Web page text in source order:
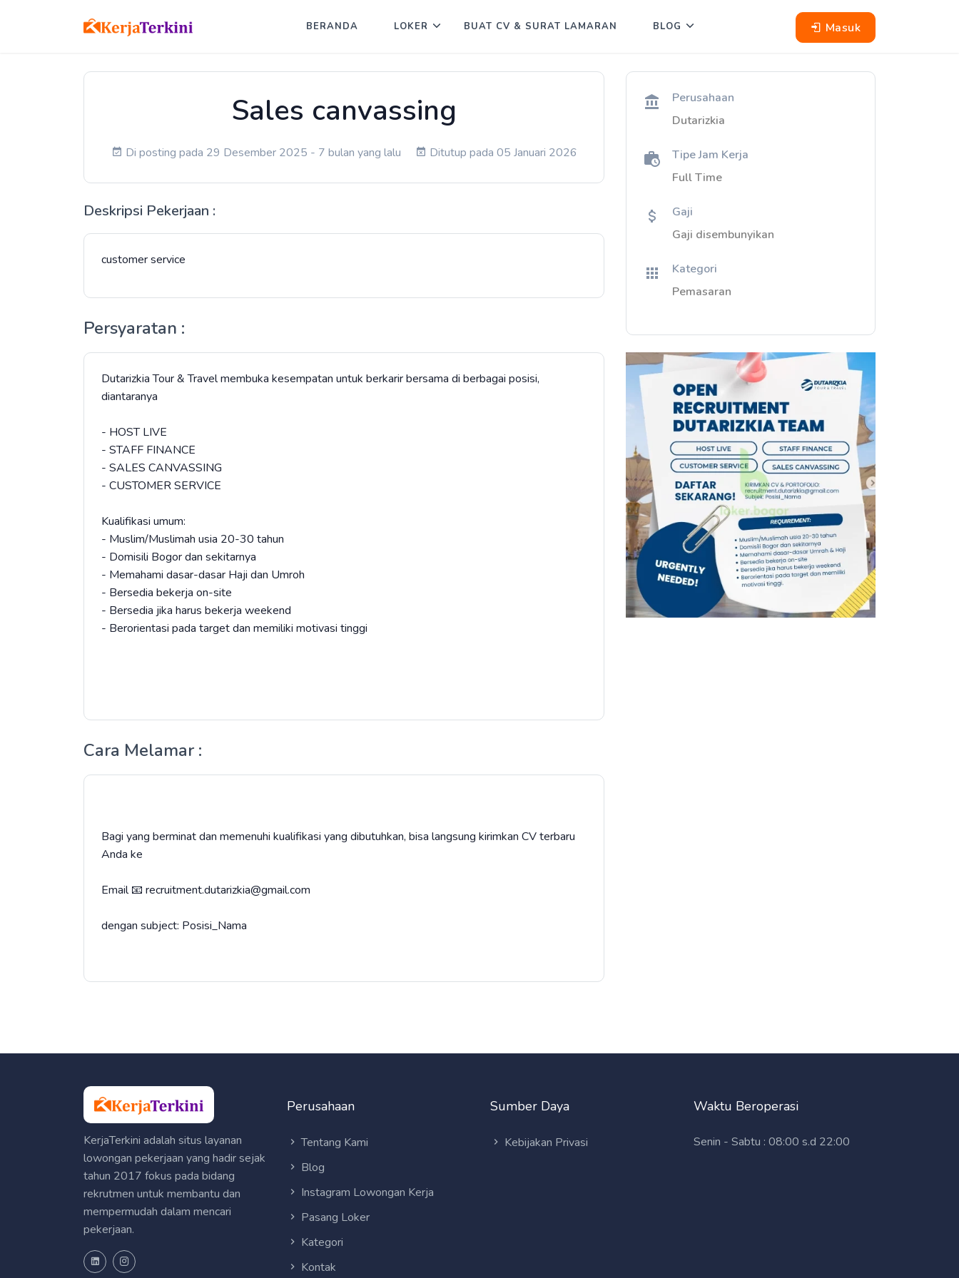
Masuk
BERANDA LOKER BUAT CV & SURAT LAMARAN BLOG
Sales canvassing
Di posting pada 29 Desember 2025 - 7 bulan yang lalu Ditutup pada 05 Januari 2026
Deskripsi Pekerjaan :
customer service
Persyaratan :
Dutarizkia Tour & Travel membuka kesempatan untuk berkarir bersama di berbagai posisi,
diantaranya
- HOST LIVE
- STAFF FINANCE
- SALES CANVASSING
- CUSTOMER SERVICE
Kualifikasi umum:
- Muslim/Muslimah usia 20-30 tahun
- Domisili Bogor dan sekitarnya
- Memahami dasar-dasar Haji dan Umroh
- Bersedia bekerja on-site
- Bersedia jika harus bekerja weekend
- Berorientasi pada target dan memiliki motivasi tinggi
Cara Melamar :
Bagi yang berminat dan memenuhi kualifikasi yang dibutuhkan, bisa langsung kirimkan CV terbaru
Anda ke
Email 📧 recruitment.dutarizkia@gmail.com
dengan subject: Posisi_Nama
Perusahaan
Dutarizkia
Tipe Jam Kerja
Full Time
Gaji
Gaji disembunyikan
Kategori
Pemasaran
KerjaTerkini adalah situs layanan
lowongan pekerjaan yang hadir sejak
tahun 2017 fokus pada bidang
rekrutmen untuk membantu dan
mempermudah dalam mencari
pekerjaan.
Perusahaan
Tentang Kami
Blog
Instagram Lowongan Kerja
Pasang Loker
Kategori
Kontak
Sumber Daya
Kebijakan Privasi
Waktu Beroperasi
Senin - Sabtu : 08:00 s.d 22:00